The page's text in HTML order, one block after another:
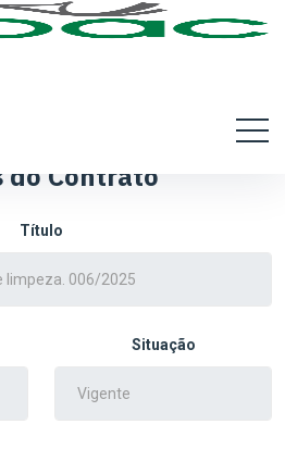
do Contrato
Título
Situação